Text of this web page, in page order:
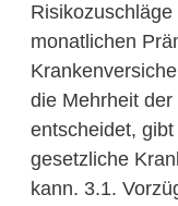
monatlichen
die Mehrheit
entscheidet,
gesetzliche
kann. 3.1.